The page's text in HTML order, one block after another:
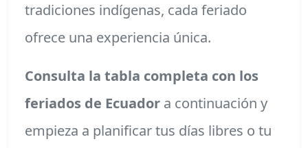
tradiciones indígenas, cada feriado
ofrece una experiencia única.
Consulta la tabla completa con los
feriados de Ecuador a continuación y
empieza a planificar tus días libres o tu